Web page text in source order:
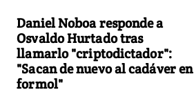
Daniel Noboa responde a
Osvaldo Hurtado tras
llamarlo "criptodictador":
"Sacan de nuevo al cadáver en
formol"